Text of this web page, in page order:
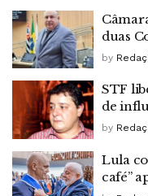
duas
by
STF
de
by
Lula
café”